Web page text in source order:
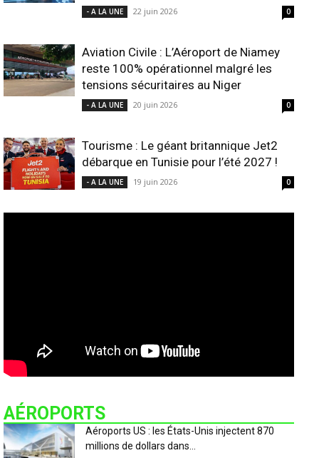
- A LA UNE 22 juin 2026 0
Aviation Civile : L’Aéroport de Niamey
reste 100% opérationnel malgré les
tensions sécuritaires au Niger
- A LA UNE 20 juin 2026 0
Tourisme : Le géant britannique Jet2
débarque en Tunisie pour l’été 2027 !
- A LA UNE 19 juin 2026 0
AÉROPORTS
Aéroports US : les États-Unis injectent 870
millions de dollars dans...